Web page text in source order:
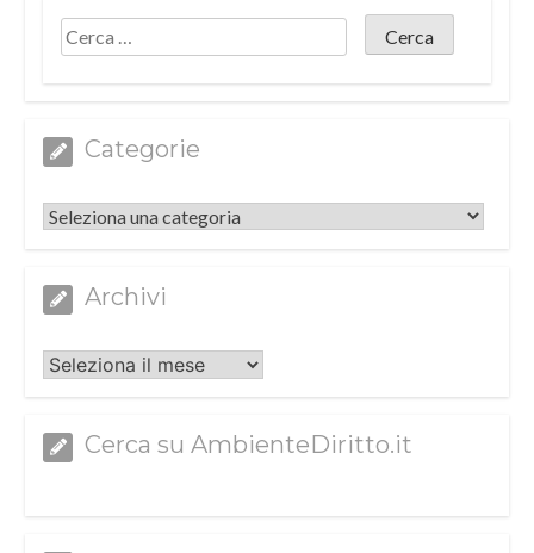
Categorie
Categorie
Archivi
Archivi
Cerca su AmbienteDiritto.it